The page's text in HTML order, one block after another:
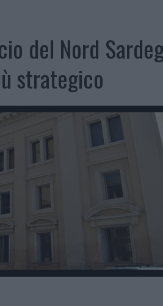
SCEGLIERE LA SOLUZIONE IDEALE PER LA CASA E
del Nord
strategico